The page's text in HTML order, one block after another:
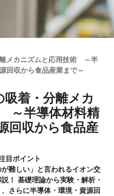
CONTACT
メカニズムと応用技術 ～半
回収から食品産業まで～
着・分離メカ
～半導体材料精
回収から食品産
目ポイント
が難しい」と言われるイオン交
！ 基礎理論から実験・解析・
さらに半導体・環境・資源回